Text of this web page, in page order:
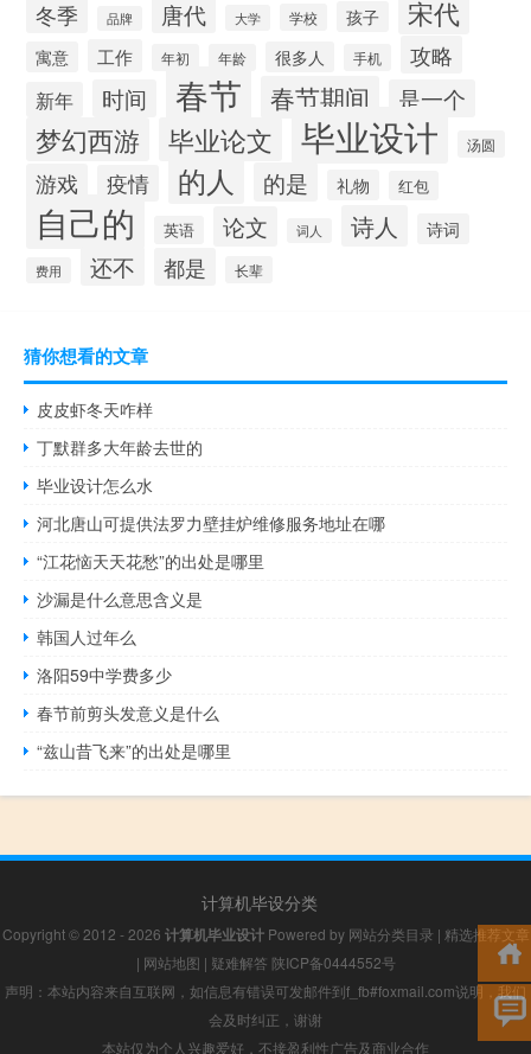
冬季 品牌 唐代 大学 学校 孩子 宋代
寓意 工作 年初 年龄 很多人 手机 攻略
新年 时间 春节 春节期间 是一个
梦幻西游 毕业论文 毕业设计 汤圆
游戏 疫情 的人 的是 礼物 红包
自己的 英语 论文 词人 诗人 诗词
费用 还不 都是 长辈
猜你想看的文章
皮皮虾冬天咋样
丁默群多大年龄去世的
毕业设计怎么水
河北唐山可提供法罗力壁挂炉维修服务地址在哪
“江花恼天天花愁”的出处是哪里
沙漏是什么意思含义是
韩国人过年么
洛阳59中学费多少
春节前剪头发意义是什么
“兹山昔飞来”的出处是哪里
计算机毕设分类
Copyright © 2012 - 2026 计算机毕业设计Powered by 网站分类目录 | 精选推荐文章
| 网站地图 | 疑难解答 陕ICP备0444552号
声明：本站内容来自互联网，如信息有错误可发邮件到f_fb#foxmail.com说明，我们
会及时纠正，谢谢
本站仅为个人兴趣爱好，不接盈利性广告及商业合作